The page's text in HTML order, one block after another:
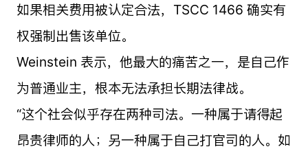
如果相关费用被认定合法，TSCC 1466 确实有
权强制出售该单位。
Weinstein 表示，他最大的痛苦之一，是自己作
为普通业主，根本无法承担长期法律战。
“这个社会似乎存在两种司法。一种属于请得起
昂贵律师的人；另一种属于自己打官司的人。如